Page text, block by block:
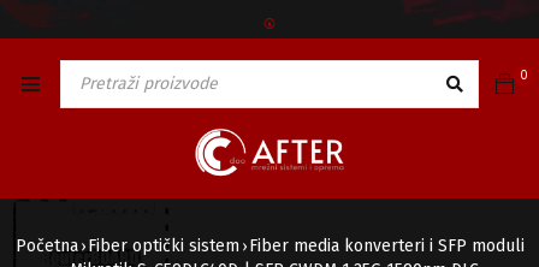
🅯
0
Početna › Fiber optički sistem › Fiber media konverteri i SFP moduli